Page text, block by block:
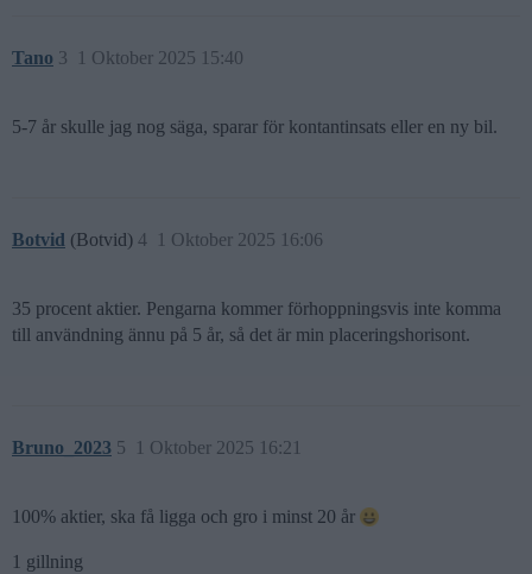
Tano 1 Oktober 2025 15:40
3
5-7 år skulle jag nog säga, sparar för kontantinsats eller en ny bil.
Botvid (Botvid) 1 Oktober 2025 16:06
4
35 procent aktier. Pengarna kommer förhoppningsvis inte komma
till användning ännu på 5 år, så det är min placeringshorisont.
Bruno_2023 1 Oktober 2025 16:21
5
100% aktier, ska få ligga och gro i minst 20 år
1 gillning